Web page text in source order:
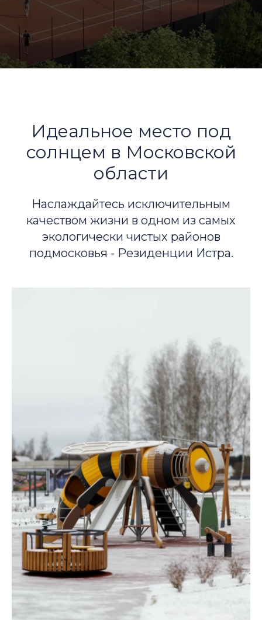
Идеальное место под
солнцем в Московской
области
Наслаждайтесь исключительным
качеством жизни в одном из самых
экологически чистых районов
подмосковья - Резиденции Истра.